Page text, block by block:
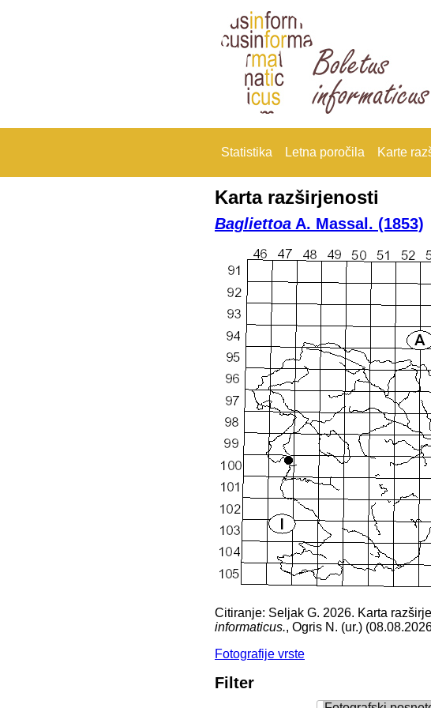
Statistika Letna poročila Karte
Karta razširjenosti
Bagliettoa A. Massal. (1853)
Citiranje: Seljak G. 2026. Karta
informaticus., Ogris N. (ur.)
Fotografije vrste
Filter